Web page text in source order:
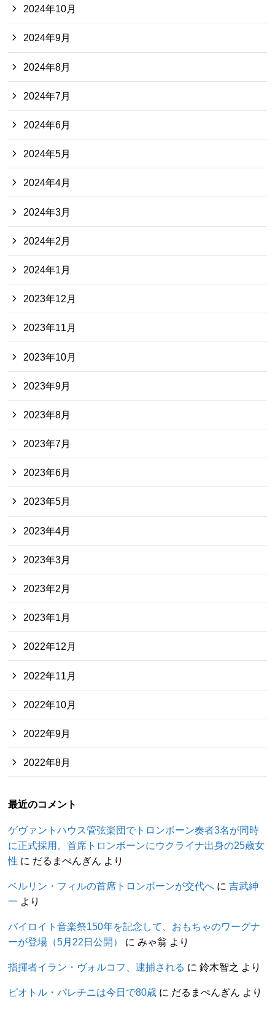
2024年10月
2024年9月
2024年8月
2024年7月
2024年6月
2024年5月
2024年4月
2024年3月
2024年2月
2024年1月
2023年12月
2023年11月
2023年10月
2023年9月
2023年8月
2023年7月
2023年6月
2023年5月
2023年4月
2023年3月
2023年2月
2023年1月
2022年12月
2022年11月
2022年10月
2022年9月
2022年8月
最近のコメント
ゲヴァントハウス管弦楽団でトロンボーン奏者3名が同時
に正式採用。首席トロンボーンにウクライナ出身の25歳女
性 に だるまぺんぎん より
ベルリン・フィルの首席トロンボーンが交代へ に吉武紳
一 より
バイロイト音楽祭150年を記念して、おもちゃのワーグナ
ーが登場（5月22日公開）
にみゃ翁 より
指揮者イラン・ヴォルコフ、逮捕される に鈴木智之 より
ピオトル・パレチニは今日で80歳 に だるまぺんぎん より